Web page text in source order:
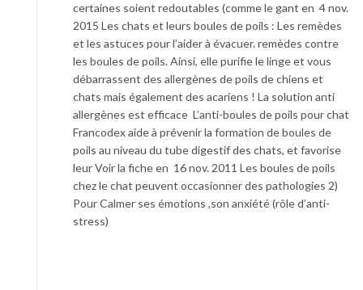
certaines soient redoutables (comme le gant en 4 nov.
2015 Les chats et leurs boules de poils : Les remèdes
et les astuces pour l’aider à évacuer. remèdes contre
les boules de poils. Ainsi, elle purifie le linge et vous
débarrassent des allergènes de poils de chiens et
chats mais également des acariens ! La solution anti
allergènes est efficace L’anti-boules de poils pour chat
Francodex aide à prévenir la formation de boules de
poils au niveau du tube digestif des chats, et favorise
leur Voir la fiche en 16 nov. 2011 Les boules de poils
chez le chat peuvent occasionner des pathologies 2)
Pour Calmer ses émotions ,son anxiété (rôle d’anti-
stress)